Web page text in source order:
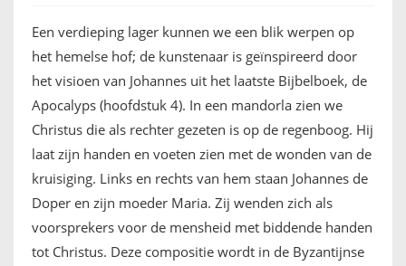
Een verdieping lager kunnen we een blik werpen op
het hemelse hof; de kunstenaar is geïnspireerd door
het visioen van Johannes uit het laatste Bijbelboek, de
Apocalyps (hoofdstuk 4). In een mandorla zien we
Christus die als rechter gezeten is op de regenboog. Hij
laat zijn handen en voeten zien met de wonden van de
kruisiging. Links en rechts van hem staan Johannes de
Doper en zijn moeder Maria. Zij wenden zich als
voorsprekers voor de mensheid met biddende handen
tot Christus. Deze compositie wordt in de Byzantijnse